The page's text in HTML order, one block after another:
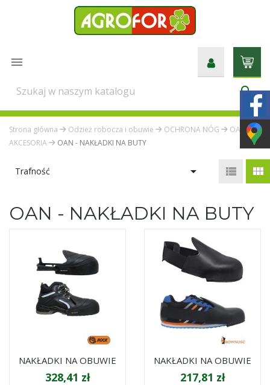

search
Strona główna Odzież robocza i obuwie OCHRONA NÓG
OA -
AKCESORIA
OAN - NAKŁADKI NA BUTY
Trafność   
OAN - NAKŁADKI NA BUTY
NAKŁADKI NA OBUWIE
328,41 zł
NAKŁADKI NA OBUWIE
217,81 zł